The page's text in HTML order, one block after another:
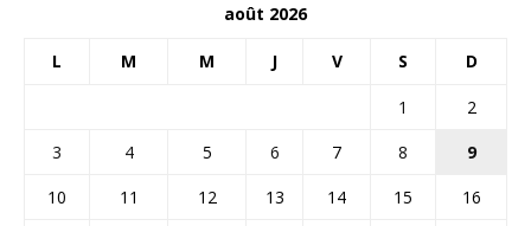
août 2026
L M M J V S D
1
2
3
4 5 6 7 8
9
10
11 12 13 14 15
16